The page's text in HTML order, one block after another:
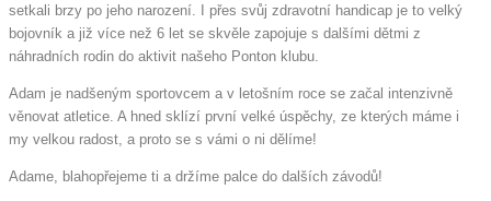
setkali brzy po jeho narození. I přes svůj zdravotní handicap je to velký
bojovník a již více než 6 let se skvěle zapojuje s dalšími dětmi z
náhradních rodin do aktivit našeho Ponton klubu.
Adam je nadšeným sportovcem a v letošním roce se začal intenzivně
věnovat atletice. A hned sklízí první velké úspěchy, ze kterých máme i
my velkou radost, a proto se s vámi o ni dělíme!
Adame, blahopřejeme ti a držíme palce do dalších závodů!